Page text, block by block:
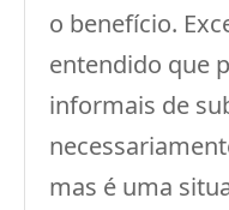
o benefício.
entendido que
informais de
mas é uma